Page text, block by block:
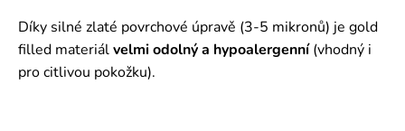
Díky silné zlaté povrchové úpravě (3-5 mikronů) je gold
filled materiálvelmi odolný a hypoalergenní(vhodný i
pro citlivou pokožku).